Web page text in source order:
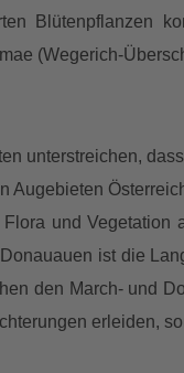
Blütenpflanzen
(Wegerich-
unterstreichen,
Augebieten
und Vegetation
ist die
den March- und
erleiden,